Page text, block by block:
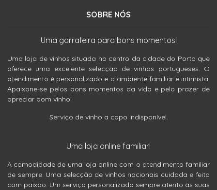
SOBRE NÓS
Uma garrafeira para bons momentos!
Uma loja de vinhos situada no centro da cidade do Porto que
oferece uma excelente selecção de vinhos portugueses. O
atendimento é personalizado e o ambiente familiar e intimista.
Apaixone-se pelos bons momentos da vida e pelo prazer de
apreciar bom vinho!
Serviço de vinho a copo indisponível.
Uma loja online familiar!
A comodidade de uma loja online com o atendimento familiar
de sempre. Uma selecção de vinhos nacionais cuidada e feita
com paixão. Um serviço personalizado sempre atento às suas